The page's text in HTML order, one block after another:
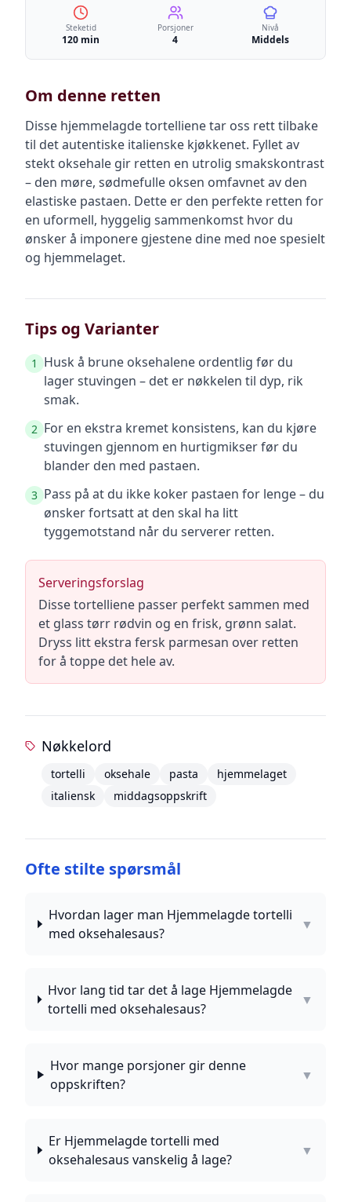
Steketid
120 min
Porsjoner
4
Nivå
Middels
Om denne retten
Disse hjemmelagde tortelliene tar oss rett tilbake
til det autentiske italienske kjøkkenet. Fyllet av
stekt oksehale gir retten en utrolig smakskontrast
– den møre, sødmefulle oksen omfavnet av den
elastiske pastaen. Dette er den perfekte retten for
en uformell, hyggelig sammenkomst hvor du
ønsker å imponere gjestene dine med noe spesielt
og hjemmelaget.
Tips og Varianter
1
Husk å brune oksehalene ordentlig før du
lager stuvingen – det er nøkkelen til dyp, rik
smak.
2 For en ekstra kremet konsistens, kan du kjøre
stuvingen gjennom en hurtigmikser før du
blander den med pastaen.
3 Pass på at du ikke koker pastaen for lenge – du
ønsker fortsatt at den skal ha litt
tyggemotstand når du serverer retten.
Serveringsforslag
Disse tortelliene passer perfekt sammen med
et glass tørr rødvin og en frisk, grønn salat.
Dryss litt ekstra fersk parmesan over retten
for å toppe det hele av.
Nøkkelord
tortelli oksehale pasta
hjemmelaget
italiensk
middagsoppskrift
Ofte stilte spørsmål
Hvordan lager man Hjemmelagde tortelli
med oksehalesaus?
▼
Hvor lang tid tar det å lage Hjemmelagde
tortelli med oksehalesaus?
▼
Hvor mange porsjoner gir denne
oppskriften?
▼
Er Hjemmelagde tortelli med
oksehalesaus vanskelig å lage?
▼